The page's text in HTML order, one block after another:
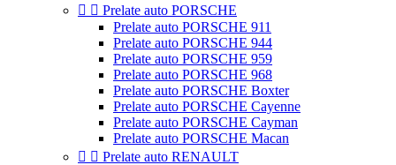
  Prelate auto PORSCHE
Prelate auto PORSCHE 911
Prelate auto PORSCHE 944
Prelate auto PORSCHE 959
Prelate auto PORSCHE 968
Prelate auto PORSCHE Boxter
Prelate auto PORSCHE Cayenne
Prelate auto PORSCHE Cayman
Prelate auto PORSCHE Macan
  Prelate auto RENAULT